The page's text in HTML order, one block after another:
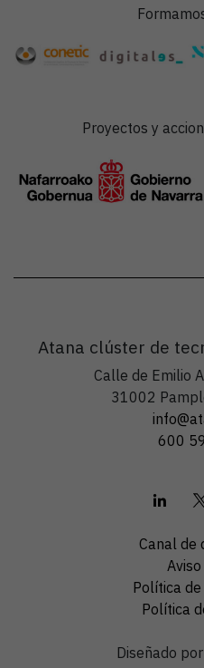
Proyectos y
Atana clúster de
Calle de Emilio
31002
600
Canal de
Política
Política
Diseñado